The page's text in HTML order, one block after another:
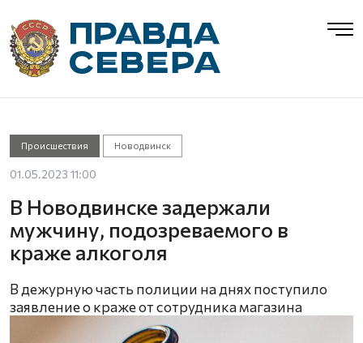
Происшествия Новодвинск
01.05.2023 11:00
В Новодвинске задержали
мужчину, подозреваемого в
краже алкоголя
В дежурную часть полиции на днях поступило
заявление о краже от сотрудника магазина